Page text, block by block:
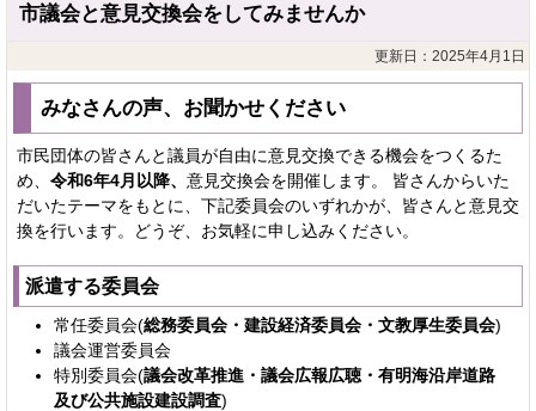
市議会と意見交換会をしてみませんか
更新日：2025年4月1日
みなさんの声、お聞かせください
市民団体の皆さんと議員が自由に意見交換できる機会をつくるた
め、 令和6年4月以降、 意見交換会を開催します。 皆さんからいた
だいたテーマをもとに、下記委員会のいずれかが、皆さんと意見交
換を行います。どうぞ、お気軽に申し込みください。
派遣する委員会
常任委員会(総務委員会・建設経済委員会・文教厚生委員会)
議会運営委員会
特別委員会(議会改革推進・議会広報広聴・有明海沿岸道路
及び公共施設建設調査)